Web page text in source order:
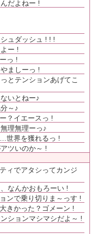
だよねー !
ュダッシュ ! ! !
ー !
っ !
ましーっ !
とテンションあげてこ
いとねー♪
～♪
？イエースっ !
理無理ーっ♪
世界を獲れるっ !
ツいのか～ !
ィでアタシってカンジ
なんかおもろーい !
ンで乗り切りま～っす !
きかった？ゴメーン !
ションマシマシだよ～ !